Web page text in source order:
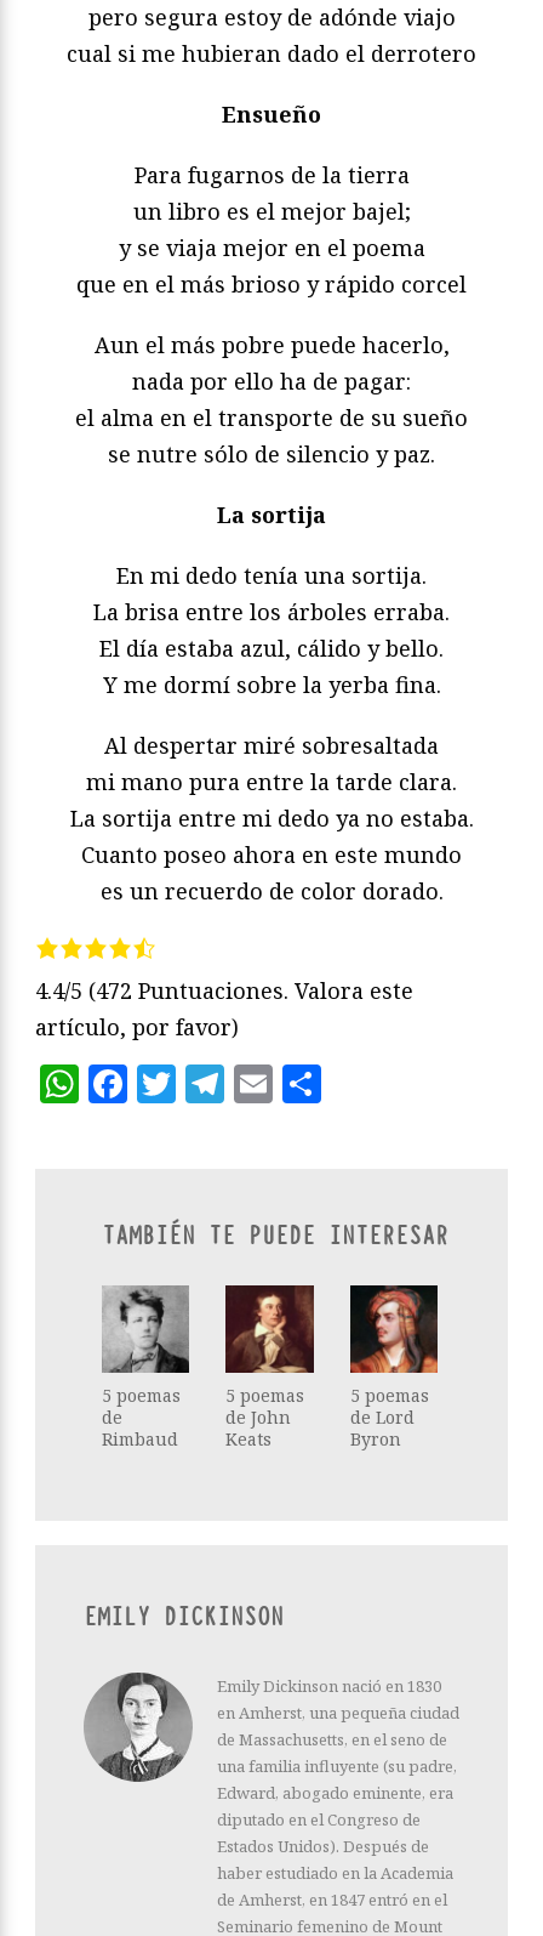
pero segura estoy de adónde viajo
cual si me hubieran dado el derrotero
Ensueño
Para fugarnos de la tierra
un libro es el mejor bajel;
y se viaja mejor en el poema
que en el más brioso y rápido corcel
Aun el más pobre puede hacerlo,
nada por ello ha de pagar:
el alma en el transporte de su sueño
se nutre sólo de silencio y paz.
La sortija
En mi dedo tenía una sortija.
La brisa entre los árboles erraba.
El día estaba azul, cálido y bello.
Y me dormí sobre la yerba fina.
Al despertar miré sobresaltada
mi mano pura entre la tarde clara.
La sortija entre mi dedo ya no estaba.
Cuanto poseo ahora en este mundo
es un recuerdo de color dorado.
4.4/5 (472 Puntuaciones. Valora este
artículo, por favor)
WhatsApp
Facebook
Twitter
Telegram
Email
TAMBIÉN TE PUEDE INTERESAR
5 poemas
de
Rimbaud
5 poemas
de John
Keats
5 poemas
de Lord
Byron
EMILY DICKINSON
Emily Dickinson nació en 1830
en Amherst, una pequeña ciudad
de Massachusetts, en el seno de
una familia influyente (su padre,
Edward, abogado eminente, era
diputado en el Congreso de
Estados Unidos). Después de
haber estudiado en la Academia
de Amherst, en 1847 entró en el
Seminario femenino de Mount